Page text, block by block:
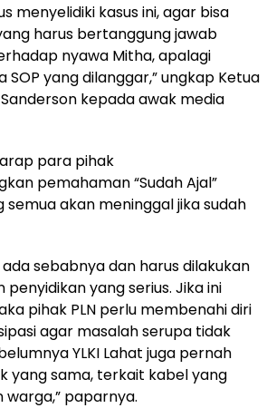
menyelidiki kasus ini, agar bisa
harus bertanggung jawab
nyawa Mitha, apalagi
SOP yang dilanggar,” ungkap Ketua
Sanderson kepada awak media
para pihak
pemahaman “Sudah Ajal”
akan meninggal jika sudah
ada sebabnya dan harus dilakukan
penyidikan yang serius. Jika ini
pihak PLN perlu membenahi diri
agar masalah serupa tidak
YLKI Lahat juga pernah
yang sama, terkait kabel yang
paparnya.